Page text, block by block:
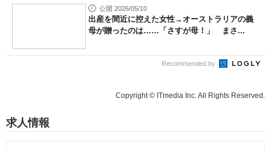
公開 2026/05/10
出産を間近に控えた女性→オーストラリアの義
母が贈ったのは……「さすが母！」 まさ...
Recommended by
Copyright © ITmedia Inc. All Rights Reserved.
求人情報